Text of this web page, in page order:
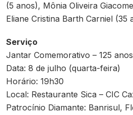
(5 anos), Mônia Oliveira
Eliane Cristina Barth Carniel (35
Serviço
Jantar Comemorativo – 125
Data: 8 de julho (quarta-feira)
Horário: 19h30
Local: Restaurante Sica – CIC
Patrocínio Diamante: Banrisul,